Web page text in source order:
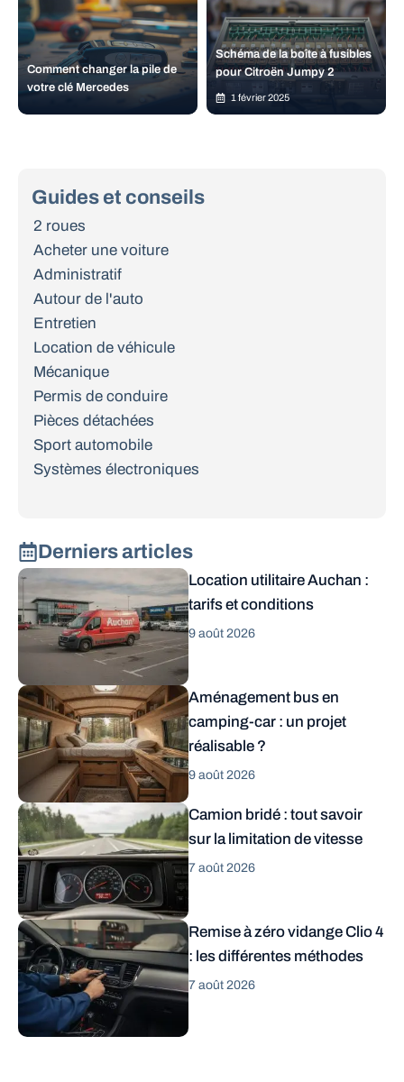
Comment changer la pile de
votre clé Mercedes
Schéma de la boîte à fusibles
pour Citroën Jumpy 2
1 février 2025
Guides et conseils
2 roues
Acheter une voiture
Administratif
Autour de l'auto
Entretien
Location de véhicule
Mécanique
Permis de conduire
Pièces détachées
Sport automobile
Systèmes électroniques
Derniers articles
Location utilitaire Auchan :
tarifs et conditions
9 août 2026
Aménagement bus en
camping-car : un projet
réalisable ?
9 août 2026
Camion bridé : tout savoir
sur la limitation de vitesse
7 août 2026
Remise à zéro vidange Clio 4
: les différentes méthodes
7 août 2026